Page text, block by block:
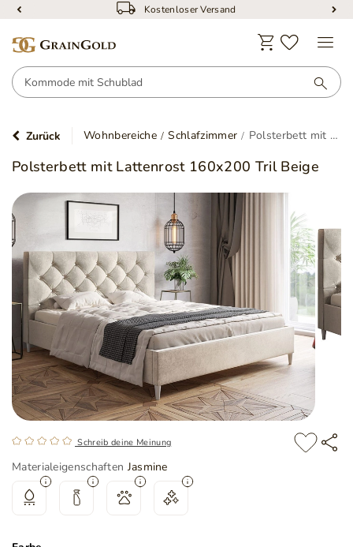
Kostenloser Versand
Zurück Wohnbereiche Schlafzimmer Polsterbett mit Lattenrost 160x200 Tril Beige
Polsterbett mit Lattenrost 160x200 Tril Beige
Schreib deine Meinung
Materialeigenschaften Jasmine